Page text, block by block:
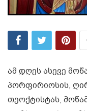
ამ დღეს ასევე
პორფირიოსის,
თეოქტისტას,